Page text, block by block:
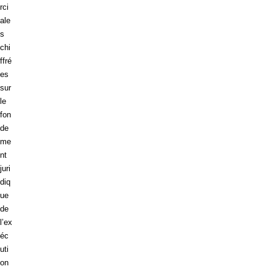
rci
ale
s
chi
ffré
es
sur
le
fon
de
me
nt
juri
diq
ue
de
l’ex
éc
uti
on